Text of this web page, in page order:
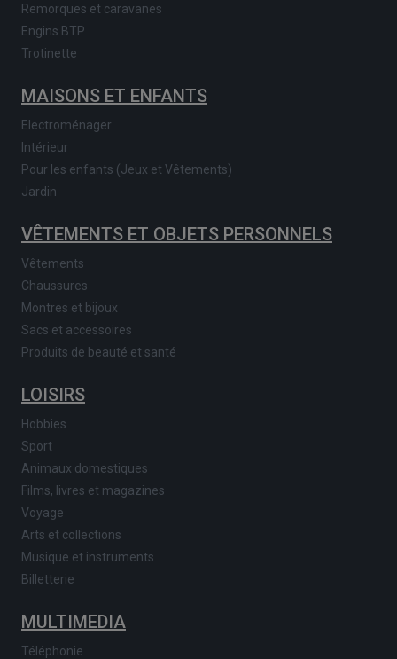
Remorques et caravanes
Engins BTP
Trotinette
MAISONS ET ENFANTS
Electroménager
Intérieur
Pour les enfants (Jeux et Vêtements)
Jardin
VÊTEMENTS ET OBJETS PERSONNELS
Vêtements
Chaussures
Montres et bijoux
Sacs et accessoires
Produits de beauté et santé
LOISIRS
Hobbies
Sport
Animaux domestiques
Films, livres et magazines
Voyage
Arts et collections
Musique et instruments
Billetterie
MULTIMEDIA
Téléphonie